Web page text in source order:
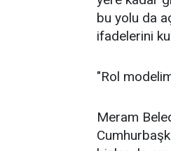
bu yolu da
ifadelerini
"Rol
Meram